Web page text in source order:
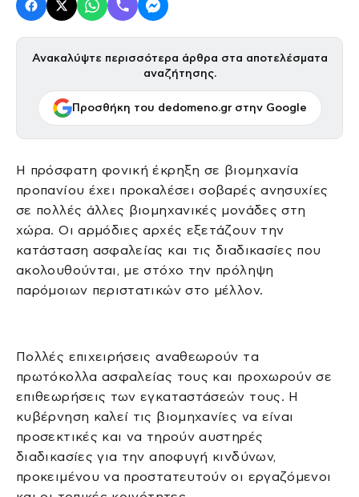
Ανακαλύψτε περισσότερα άρθρα στα αποτελέσματα
αναζήτησης.
Προσθήκη του dedomeno.gr στην Google
Η πρόσφατη φονική έκρηξη σε βιομηχανία
προπανίου έχει προκαλέσει σοβαρές ανησυχίες
σε πολλές άλλες βιομηχανικές μονάδες στη
χώρα. Οι αρμόδιες αρχές εξετάζουν την
κατάσταση ασφαλείας και τις διαδικασίες που
ακολουθούνται, με στόχο την πρόληψη
παρόμοιων περιστατικών στο μέλλον.
Πολλές επιχειρήσεις αναθεωρούν τα
πρωτόκολλα ασφαλείας τους και προχωρούν σε
επιθεωρήσεις των εγκαταστάσεών τους. Η
κυβέρνηση καλεί τις βιομηχανίες να είναι
προσεκτικές και να τηρούν αυστηρές
διαδικασίες για την αποφυγή κινδύνων,
προκειμένου να προστατευτούν οι εργαζόμενοι